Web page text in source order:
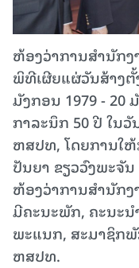
ຫ້ອງວ່າການສໍານັກ
ພິທີເຜີຍແຜ່ວັນສ້າງຕັ້
ມັງກອນ 1979 - 20
ກາລະນຶກ 50 ປີ ໃນ
ຫສປທ, ໂດຍການໃ
ປັນຍາ ຂຽວວົງພະຈັ
ຫ້ອງວ່າການສໍານັກງ
ມີຄະນະພັກ, ຄະນະນໍ
ພະແນກ, ສະມາຊິກ
ຫສປທ.